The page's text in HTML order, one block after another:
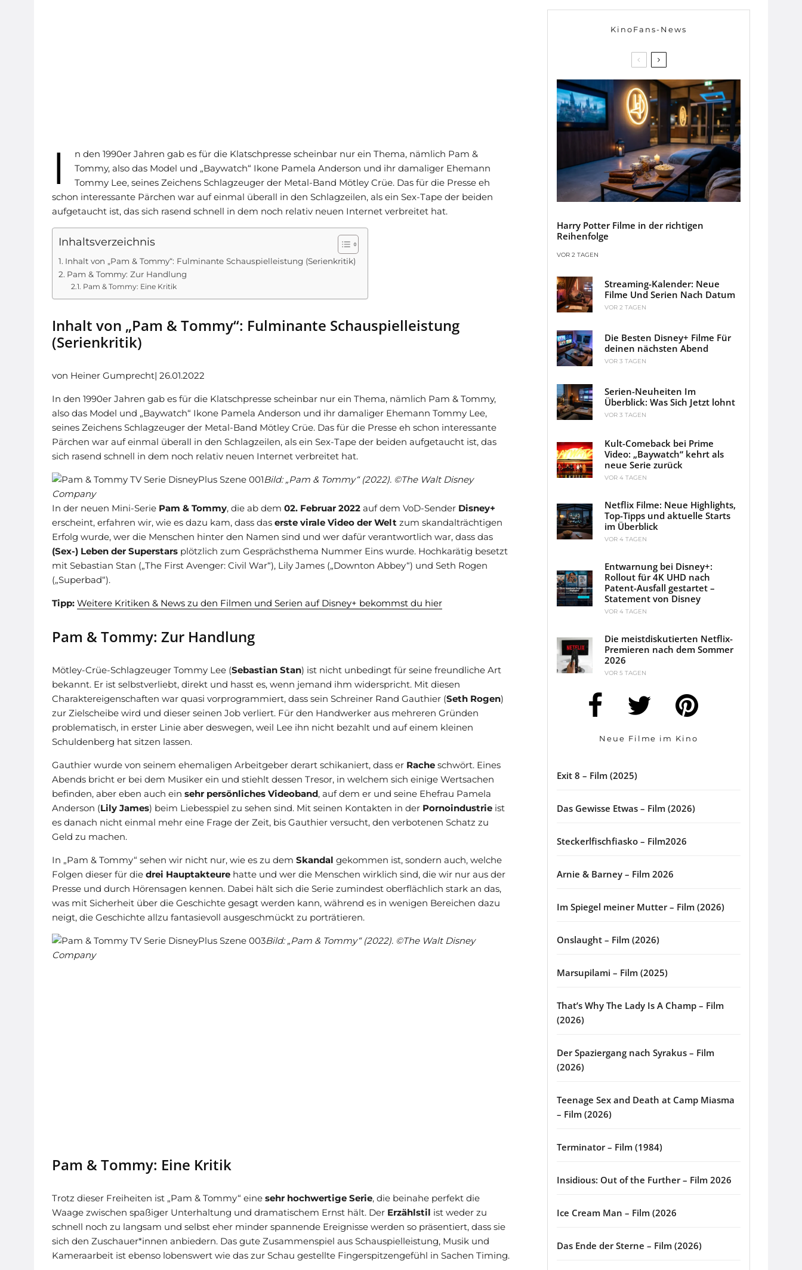
I
n den 1990er Jahren gab es für die Klatschpresse scheinbar nur ein Thema, nämlich Pam &
Tommy, also das Model und „Baywatch“ Ikone Pamela Anderson und ihr damaliger Ehemann
Tommy Lee, seines Zeichens Schlagzeuger der Metal-Band Mötley Crüe. Das für die Presse eh
schon interessante Pärchen war auf einmal überall in den Schlagzeilen, als ein Sex-Tape der beiden
aufgetaucht ist, das sich rasend schnell in dem noch relativ neuen Internet verbreitet hat.
Inhaltsverzeichnis
Inhalt von „Pam & Tommy“: Fulminante Schauspielleistung (Serienkritik)
Pam & Tommy: Zur Handlung
Pam & Tommy: Eine Kritik
Inhalt von „Pam & Tommy“: Fulminante Schauspielleistung
(Serienkritik)
von Heiner Gumprecht| 26.01.2022
In den 1990er Jahren gab es für die Klatschpresse scheinbar nur ein Thema, nämlich Pam & Tommy,
also das Model und „Baywatch“ Ikone Pamela Anderson und ihr damaliger Ehemann Tommy Lee,
seines Zeichens Schlagzeuger der Metal-Band Mötley Crüe. Das für die Presse eh schon interessante
Pärchen war auf einmal überall in den Schlagzeilen, als ein Sex-Tape der beiden aufgetaucht ist, das
sich rasend schnell in dem noch relativ neuen Internet verbreitet hat.
Bild: „Pam & Tommy“ (2022). ©The Walt Disney
Company
In der neuen Mini-Serie Pam & Tommy, die ab dem 02. Februar 2022 auf dem VoD-Sender Disney+
erscheint, erfahren wir, wie es dazu kam, dass das erste virale Video der Welt zum skandalträchtigen
Erfolg wurde, wer die Menschen hinter den Namen sind und wer dafür verantwortlich war, dass das
(Sex-) Leben der Superstars plötzlich zum Gesprächsthema Nummer Eins wurde. Hochkarätig besetzt
mit Sebastian Stan („The First Avenger: Civil War“), Lily James („Downton Abbey“) und Seth Rogen
(„Superbad“).
Tipp: Weitere Kritiken & News zu den Filmen und Serien auf Disney+ bekommst du hier
Pam & Tommy: Zur Handlung
Mötley-Crüe-Schlagzeuger Tommy Lee (Sebastian Stan) ist nicht unbedingt für seine freundliche Art
bekannt. Er ist selbstverliebt, direkt und hasst es, wenn jemand ihm widerspricht. Mit diesen
Charaktereigenschaften war quasi vorprogrammiert, dass sein Schreiner Rand Gauthier (Seth Rogen)
zur Zielscheibe wird und dieser seinen Job verliert. Für den Handwerker aus mehreren Gründen
problematisch, in erster Linie aber deswegen, weil Lee ihn nicht bezahlt und auf einem kleinen
Schuldenberg hat sitzen lassen.
Gauthier wurde von seinem ehemaligen Arbeitgeber derart schikaniert, dass er Rache schwört. Eines
Abends bricht er bei dem Musiker ein und stiehlt dessen Tresor, in welchem sich einige Wertsachen
befinden, aber eben auch ein sehr persönliches Videoband, auf dem er und seine Ehefrau Pamela
Anderson (Lily James) beim Liebesspiel zu sehen sind. Mit seinen Kontakten in der Pornoindustrie ist
es danach nicht einmal mehr eine Frage der Zeit, bis Gauthier versucht, den verbotenen Schatz zu
Geld zu machen.
In „Pam & Tommy“ sehen wir nicht nur, wie es zu dem Skandal gekommen ist, sondern auch, welche
Folgen dieser für die drei Hauptakteure hatte und wer die Menschen wirklich sind, die wir nur aus der
Presse und durch Hörensagen kennen. Dabei hält sich die Serie zumindest oberflächlich stark an das,
was mit Sicherheit über die Geschichte gesagt werden kann, während es in wenigen Bereichen dazu
neigt, die Geschichte allzu fantasievoll ausgeschmückt zu porträtieren.
Bild: „Pam & Tommy“ (2022). ©The Walt Disney
Company
Pam & Tommy: Eine Kritik
Trotz dieser Freiheiten ist „Pam & Tommy“ eine sehr hochwertige Serie, die beinahe perfekt die
Waage zwischen spaßiger Unterhaltung und dramatischem Ernst hält. Der Erzählstil ist weder zu
schnell noch zu langsam und selbst eher minder spannende Ereignisse werden so präsentiert, dass sie
sich den Zuschauer*innen anbiedern. Das gute Zusammenspiel aus Schauspielleistung, Musik und
Kameraarbeit ist ebenso lobenswert wie das zur Schau gestellte Fingerspitzengefühl in Sachen Timing.
KinoFans-News
Harry Potter Filme in der richtigen
Reihenfolge
VOR 2 TAGEN
Streaming-Kalender: Neue
Filme Und Serien Nach Datum
VOR 2 TAGEN
Die Besten Disney+ Filme Für
deinen nächsten Abend
VOR 3 TAGEN
Serien-Neuheiten Im
Überblick: Was Sich Jetzt lohnt
VOR 3 TAGEN
Kult-Comeback bei Prime
Video: „Baywatch“ kehrt als
neue Serie zurück
VOR 4 TAGEN
Netflix Filme: Neue Highlights,
Top-Tipps und aktuelle Starts
im Überblick
VOR 4 TAGEN
Entwarnung bei Disney+:
Rollout für 4K UHD nach
Patent-Ausfall gestartet –
Statement von Disney
VOR 4 TAGEN
Die meistdiskutierten Netflix-
Premieren nach dem Sommer
2026
VOR 5 TAGEN
Neue Filme im Kino
Exit 8 – Film (2025)
Das Gewisse Etwas – Film (2026)
Steckerlfischfiasko – Film2026
Arnie & Barney – Film 2026
Im Spiegel meiner Mutter – Film (2026)
Onslaught – Film (2026)
Marsupilami – Film (2025)
That’s Why The Lady Is A Champ – Film
(2026)
Der Spaziergang nach Syrakus – Film
(2026)
Teenage Sex and Death at Camp Miasma
– Film (2026)
Terminator – Film (1984)
Insidious: Out of the Further – Film 2026
Ice Cream Man – Film (2026
Das Ende der Sterne – Film (2026)